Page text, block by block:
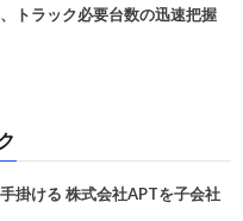
トラック必要台数の迅速把握
掛ける 株式会社APTを子会社